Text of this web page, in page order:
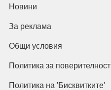
Новини
За реклама
Общи условия
Политика за поверителност
Политика на 'Бисквитките'